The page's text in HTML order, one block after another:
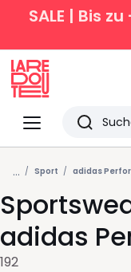
SALE | Bis
Menü
Redoute
Suchen
Zuletzt
Artikel
... Sport adidas
adidas
192